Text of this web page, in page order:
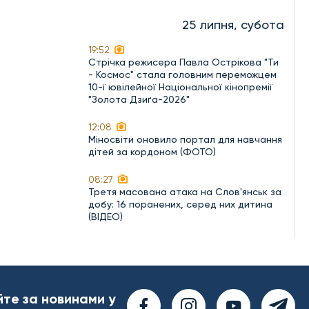
25 липня, субота
19:52
Стрічка режисера Павла Острікова "Ти
- Космос" стала головним переможцем
10-ї ювілейної Національної кінопремії
"Золота Дзиґа-2026"
12:08
Міносвіти оновило портал для навчання
дітей за кордоном (ФОТО)
08:27
Третя масована атака на Слов'янськ за
добу: 16 поранених, серед них дитина
(ВІДЕО)
за новинами у